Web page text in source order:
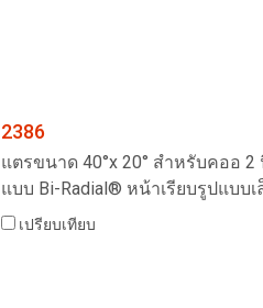
2386
แตรขนาด 40°x 20° สำหรับคออ 2
แบบ Bi-Radial® หน้าเรียบรูปแบบเ
เปรียบเทียบ